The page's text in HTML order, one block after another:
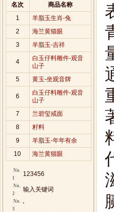
名次
商品名称
1
羊脂玉生肖-兔
2
海兰黄猫眼
3
羊脂玉-吉祥
4
白玉仔料雕件-观音
山子
5
黄玉-坐观音牌
6
白玉仔料雕件-观音
山子
7
兰碧玺戒面
8
籽料
9
羊脂玉-年年有余
10
海兰黄猫眼
No.
1
123456
No.
2
输入关键词
No.
3
'